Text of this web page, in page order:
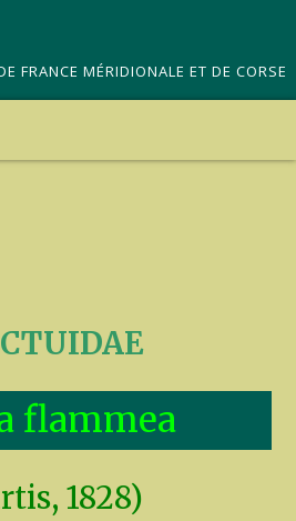
FRANCE MÉRIDIONALE ET DE CORSE
flammea
1828)